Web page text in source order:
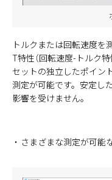
トルクまたは回転速度を
T特性（回転速度-トルク
セットの独立したポイン
測定が可能です。安定し
影響を受けません。
さまざまな測定が可能